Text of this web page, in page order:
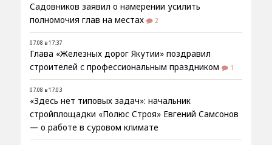
Садовников заявил о намерении усилить
полномочия глав на местах
2
07.08 в 17:37
Глава «Железных дорог Якутии» поздравил
строителей с профессиональным праздником
1
07.08 в 17:03
«Здесь нет типовых задач»: начальник
стройплощадки «Полюс Строя» Евгений Самсонов
— о работе в суровом климате